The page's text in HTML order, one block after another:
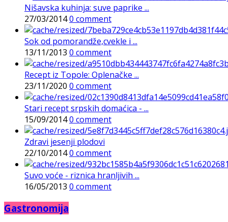
Nišavska kuhinja: suve paprike ...
27/03/20140 comment
Sok od pomorandže,cvekle i ...
13/11/2013 0 comment
Recept iz Topole: Oplenačke ...
23/11/2020 0 comment
Stari recept srpskih domaćica - ...
15/09/20140 comment
Zdravi jesenji plodovi
22/10/20140 comment
Suvo voće - riznica hranljivih ...
16/05/2013 0 comment
Gastronomija